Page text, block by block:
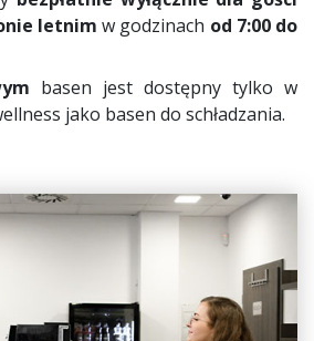
letnim w godzinach od 7:00 do
basen jest dostępny tylko w
jako basen do schładzania.